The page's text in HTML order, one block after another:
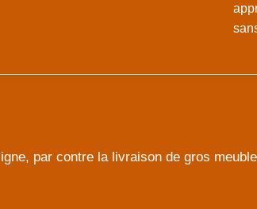
par contre la livraison de gros